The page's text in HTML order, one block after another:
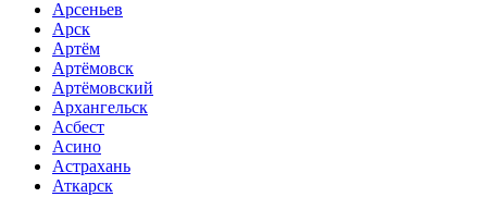
Арсеньев
Арск
Артём
Артёмовск
Артёмовский
Архангельск
Асбест
Асино
Астрахань
Аткарск